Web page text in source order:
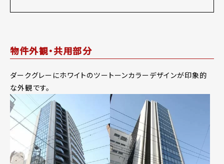
物件外観・共用部分
ダークグレーにホワイトのツートーンカラーデザインが印象的
な外観です。